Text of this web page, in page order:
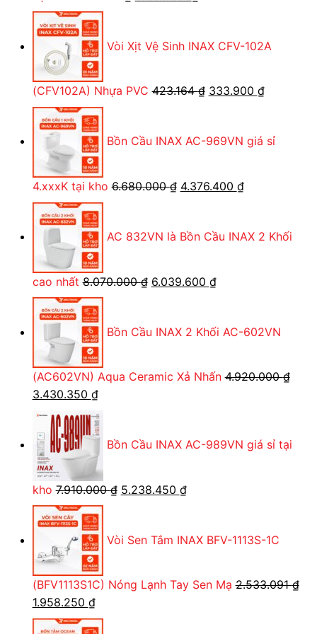
14.600.000 ₫.
là:
Vòi Xịt Vệ Sinh INAX CFV-102A
(CFV102A) Nhựa PVC 423.164₫ Giá
423.164 ₫.
333.900 ₫Giá
là:
Bồn Cầu INAX AC-969VN giá sỉ
4.xxxK tại kho 6.680.000₫ Giá
6.680.000 ₫.
4.376.400 ₫Giá
là:
AC 832VN là Bồn Cầu INAX 2 Khối
cao nhất 8.070.000₫ Giá
8.070.000 ₫.
6.039.600 ₫Giá
là:
Bồn Cầu INAX 2 Khối AC-602VN
(AC602VN) Aqua Ceramic Xả Nhấn 4.920.000₫
Giá
gốc
là:
4.920.000 ₫.
3.430.350 ₫Giá
hiện
tại
là:
3.430.350 ₫.
Bồn Cầu INAX AC-989VN giá sỉ tại
kho 7.910.000₫ Giá
7.910.000 ₫.
5.238.450 ₫Giá
là:
Vòi Sen Tắm INAX BFV-1113S-1C
(BFV1113S1C) Nóng Lạnh Tay Sen Mạ 2.533.091₫
Giá
gốc
1.958.250 ₫Giá
hiện